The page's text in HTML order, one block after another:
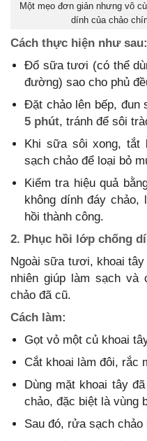
Một mẹo đơn giản nhưng vô
dính của chảo
Cách thực hiện như sau:
Đổ sữa tươi (có thể
đường) sao cho phủ
Đặt chảo lên bếp, đun
5 phút, tránh để sôi
Khi sữa sôi xong, tắt
sạch chảo để loại bỏ
Kiểm tra hiệu quả
không dính đáy
hồi thành công.
2. Phục hồi lớp chống
Ngoài sữa tươi, khoai
nhiên giúp làm sạch và
chảo đã cũ.
Cách làm:
Gọt vỏ một củ khoai
Cắt khoai làm đôi, rắc
Dùng mặt khoai tây
chảo, đặc biệt là vùng
Sau đó, rửa sạch